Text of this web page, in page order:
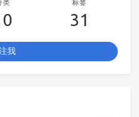
类 标签
31
我